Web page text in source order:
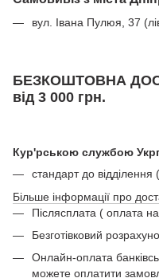
вул. Івана Пулюя, 37
БЕЗКОШТОВНА
від 3 000 грн.
Кур'рською службою
стандарт до
Більше інформації про
Післясплата ( оплата
Безготівковий
Онлайн-оплата
можете оплатити